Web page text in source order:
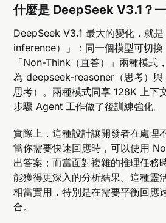
什麼是 DeepSeek V3.1？
DeepSeek V3.1 最大的變化，就
inference）」：同一個模型可切
「Non-Think（直答）」兩種模式
為 deepseek-reasoner（思考）
思考）。兩種模式同享 128K 上下
步驟 Agent 工作做了後訓練強化。
實際上，這種設計讓開發者在處理
當你需要快速回應時，可以使用
出答案；而當面對複雜的推理任務
能獲得更深入的分析結果。這種靈
相當實用，特別是在需要平衡回應
合。